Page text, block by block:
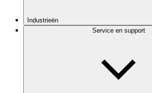
Industrieën
Service en support